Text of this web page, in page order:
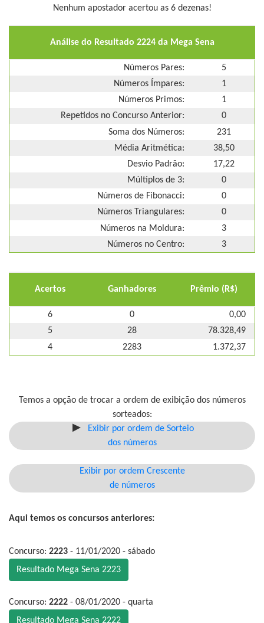
Nenhum apostador acertou as 6 dezenas!
Análise do Resultado 2224 da Mega Sena
Números Pares:
5
Números Ímpares:
1
Números Primos:
1
Repetidos no Concurso Anterior:
0
Soma dos Números:
231
Média Aritmética:
38,50
Desvio Padrão:
17,22
Múltiplos de 3:
0
Números de Fibonacci:
0
Números Triangulares:
0
Números na Moldura:
3
Números no Centro:
3
Acertos Ganhadores Prêmio (R$)
6 0
0,00
5
28
78.328,49
4
2283 1.372,37
Temos a opção de trocar a ordem de exibição dos números
sorteados:
Exibir por ordem de Sorteio
dos números
Exibir por ordem Crescente
de números
Aqui temos os concursos anteriores:
Concurso: 2223 - 11/01/2020 - sábado
Resultado Mega Sena 2223
Concurso: 2222 - 08/01/2020 - quarta
Resultado Mega Sena 2222